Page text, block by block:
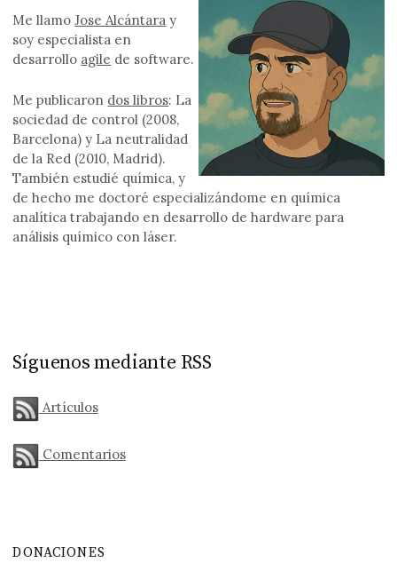
Me llamoJose Alcántara y
soy especialista en
desarrollo agile de software.
Me publicaron dos libros: La
sociedad de control (2008,
Barcelona) y La neutralidad
de la Red (2010, Madrid).
También estudié química, y
de hecho me doctoré especializándome en química
analítica trabajando en desarrollo de hardware para
análisis químico con láser.
Síguenos mediante RSS
Artículos
Comentarios
DONACIONES